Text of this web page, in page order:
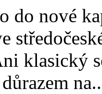
do nové
klasický